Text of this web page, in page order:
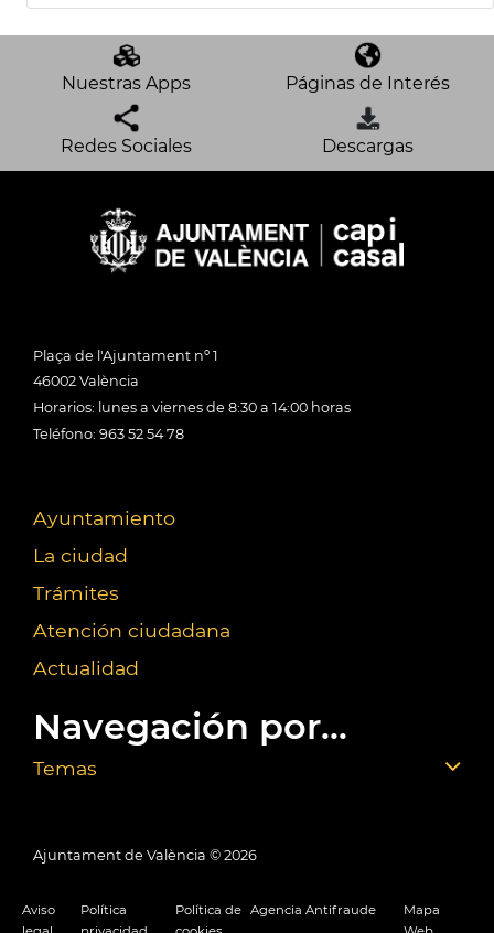
Nuestras Apps Páginas de Interés
Redes Sociales Descargas
Plaça de l'Ajuntament nº 1
46002 València
Horarios: lunes a viernes de 8:30 a 14:00 horas
Teléfono: 963 52 54 78
Ayuntamiento
La ciudad
Trámites
Atención ciudadana
Actualidad
Navegación por...
Temas
Ajuntament de València © 2026
Aviso
Política
Política de Agencia Antifraude
Mapa